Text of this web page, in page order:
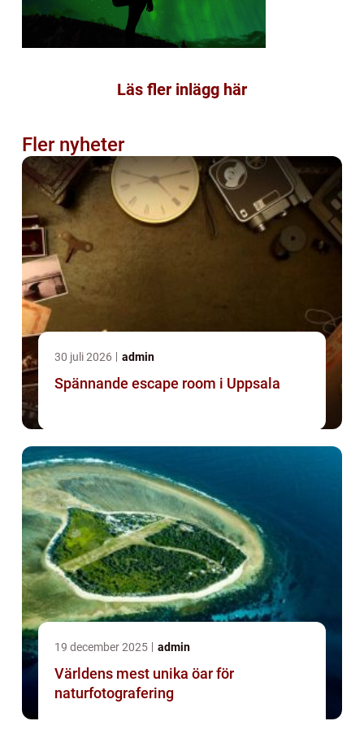
Läs fler inlägg här
Fler nyheter
30 juli 2026 admin
Spännande escape room i Uppsala
19 december 2025 admin
Världens mest unika öar för
naturfotografering